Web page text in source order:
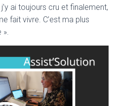
ai toujours cru et finalement,
fait vivre. C’est ma plus
».